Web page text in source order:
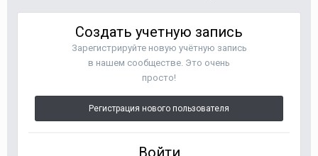
Создать учетную запись
Зарегистрируйте новую учётную запись
в нашем сообществе. Это очень
просто!
Регистрация нового пользователя
Войти